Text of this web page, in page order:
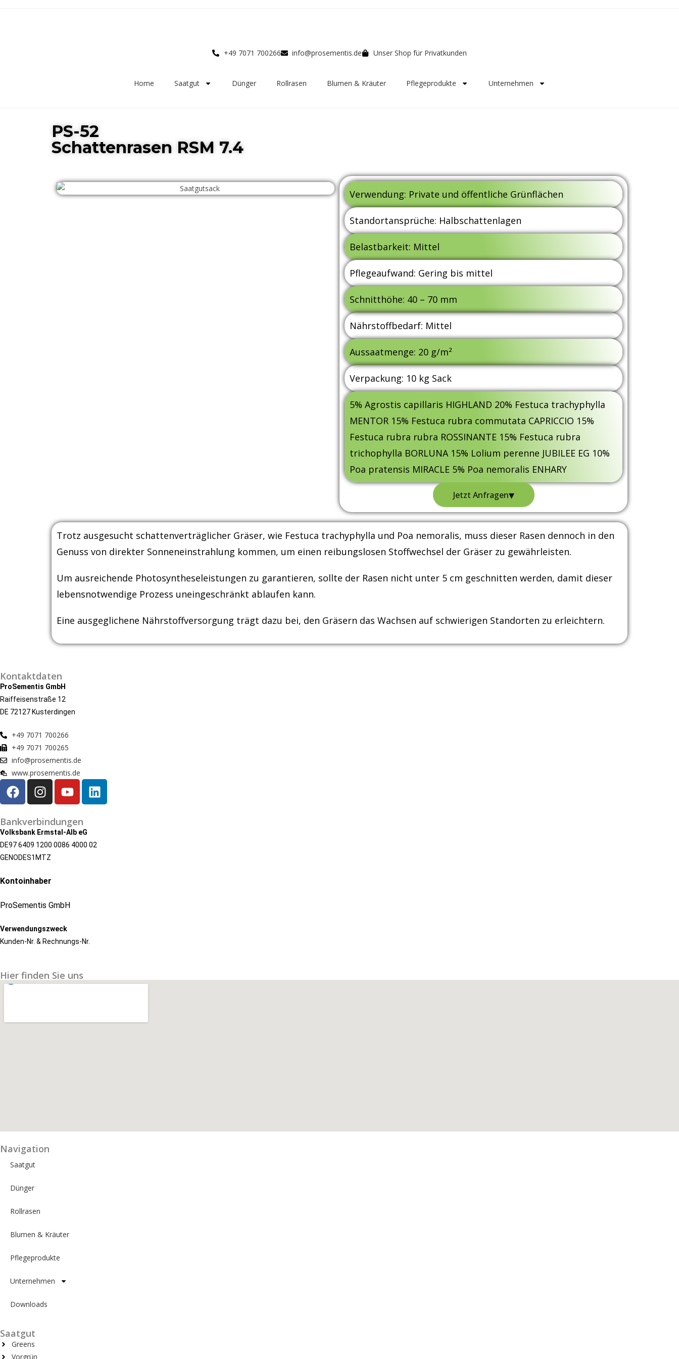
+49 7071 700266 info@prosementis.de Unser Shop für Privatkunden
Home Saatgut Dünger Rollrasen Blumen & Kräuter Pflegeprodukte Unternehmen
PS-52
Schattenrasen RSM 7.4
Verwendung: Private und öffentliche Grünflächen
Standortansprüche: Halbschattenlagen
Belastbarkeit: Mittel
Pflegeaufwand: Gering bis mittel
Schnitthöhe: 40 – 70 mm
Nährstoffbedarf: Mittel
Aussaatmenge: 20 g/m²
Verpackung: 10 kg Sack
5% Agrostis capillaris HIGHLAND 20% Festuca trachyphylla
MENTOR 15% Festuca rubra commutata CAPRICCIO 15%
Festuca rubra rubra ROSSINANTE 15% Festuca rubra
trichophylla BORLUNA 15% Lolium perenne JUBILEE EG 10%
Poa pratensis MIRACLE 5% Poa nemoralis ENHARY
Jetzt Anfragen▾
Trotz ausgesucht schattenverträglicher Gräser, wie Festuca trachyphylla und Poa nemoralis, muss dieser Rasen dennoch in den
Genuss von direkter Sonneneinstrahlung kommen, um einen reibungslosen Stoffwechsel der Gräser zu gewährleisten.
Um ausreichende Photosyntheseleistungen zu garantieren, sollte der Rasen nicht unter 5 cm geschnitten werden, damit dieser
lebensnotwendige Prozess uneingeschränkt ablaufen kann.
Eine ausgeglichene Nährstoffversorgung trägt dazu bei, den Gräsern das Wachsen auf schwierigen Standorten zu erleichtern.
Kontaktdaten
ProSementis GmbH
Raiffeisenstraße 12
DE 72127 Kusterdingen
+49 7071 700266
+49 7071 700265
info@prosementis.de
www.prosementis.de
Bankverbindungen
Volksbank Ermstal-Alb eG
DE97 6409 1200 0086 4000 02
GENODES1MTZ
Kontoinhaber
ProSementis GmbH
Verwendungszweck
Kunden-Nr. & Rechnungs-Nr.
Hier finden Sie uns
Navigation
Saatgut
Dünger
Rollrasen
Blumen & Kräuter
Pflegeprodukte
Unternehmen
Downloads
Saatgut
Greens
Vorgrün